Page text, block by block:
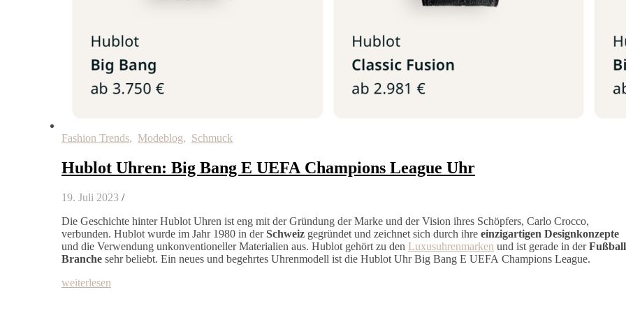
Fashion Trends, Modeblog, Schmuck
Hublot Uhren: Big Bang E UEFA Champions League Uhr
19. Juli 2023 /
Die Geschichte hinter Hublot Uhren ist eng mit der Gründung der Marke und der Vision ihres Schöpfers, Carlo Crocco,
verbunden. Hublot wurde im Jahr 1980 in derSchweiz gegründet und zeichnet sich durch ihre einzigartigen Designkonzepte
und die Verwendung unkonventioneller Materialien aus. Hublot gehört zu den Luxusuhrenmarken und ist gerade in der
Branche sehr beliebt. Ein neues und begehrtes Uhrenmodell ist die Hublot Uhr Big Bang E UEFA Champions League.
weiterlesen